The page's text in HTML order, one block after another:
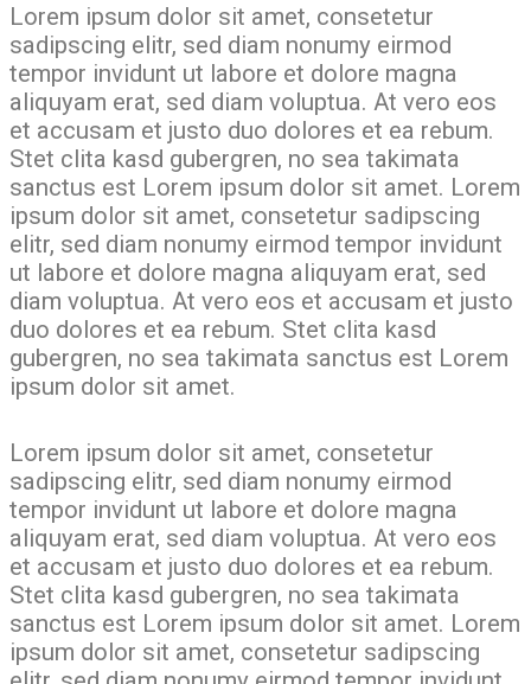
Lorem ipsum dolor sit amet, consetetur
sadipscing elitr, sed diam nonumy eirmod
tempor invidunt ut labore et dolore magna
aliquyam erat, sed diam voluptua. At vero eos
et accusam et justo duo dolores et ea rebum.
Stet clita kasd gubergren, no sea takimata
sanctus est Lorem ipsum dolor sit amet. Lorem
ipsum dolor sit amet, consetetur sadipscing
elitr, sed diam nonumy eirmod tempor invidunt
ut labore et dolore magna aliquyam erat, sed
diam voluptua. At vero eos et accusam et justo
duo dolores et ea rebum. Stet clita kasd
gubergren, no sea takimata sanctus est Lorem
ipsum dolor sit amet.
Lorem ipsum dolor sit amet, consetetur
sadipscing elitr, sed diam nonumy eirmod
tempor invidunt ut labore et dolore magna
aliquyam erat, sed diam voluptua. At vero eos
et accusam et justo duo dolores et ea rebum.
Stet clita kasd gubergren, no sea takimata
sanctus est Lorem ipsum dolor sit amet. Lorem
ipsum dolor sit amet, consetetur sadipscing